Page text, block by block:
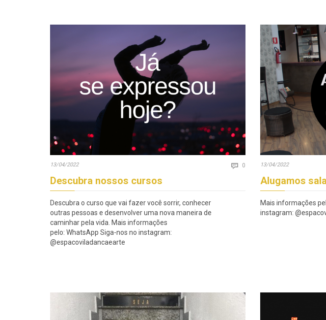
13/04/2022  0Comments
Descubra nossos cursos
Descubra o curso que vai fazer você sorrir, conhecer
outras pessoas e desenvolver uma nova maneira de
caminhar pela vida. Mais informações
pelo: WhatsApp Siga-nos no instagram:
@espacoviladancaearte
13/04/2022
Alugamos
Mais informações
instagram: